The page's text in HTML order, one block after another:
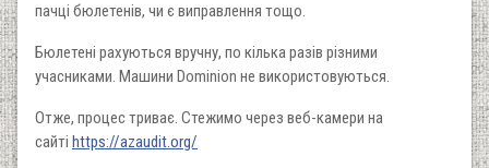
пачці бюлетенів, чи є виправлення тощо.
Бюлетені рахуються вручну, по кілька разів різними
учасниками. Машини Dominion не використовуються.
Отже, процес триває. Стежимо через веб-камери на
сайті https://azaudit.org/